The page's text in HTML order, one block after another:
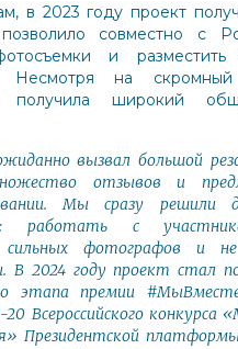
в 2023 году проект
совместно с
и разместить
Несмотря на
получила широкий
вызвал большой
отзывов и
Мы сразу решили
работать с
сильных фотографов и
В 2024 году проект стал
этапа премии
Всероссийского конкурса
Президентской